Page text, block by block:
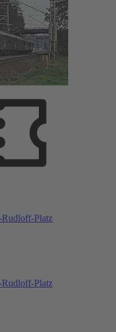
Platz
Platz